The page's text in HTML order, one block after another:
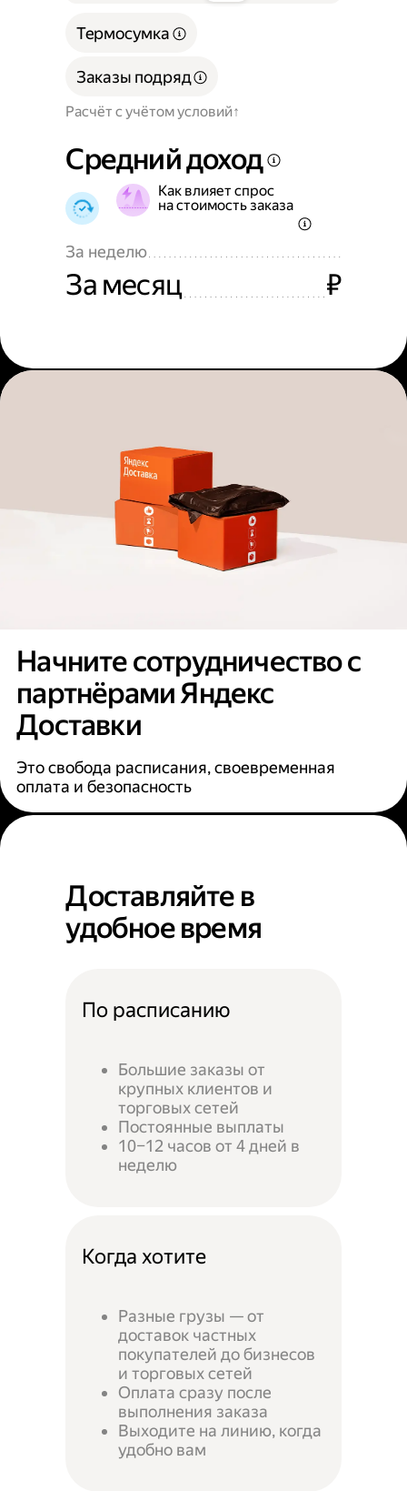
Расчёт с учётом условий
Термосумка
Заказы подряд
Средний доход
Как влияет спрос
на стоимость заказа
За неделю
За месяц ₽
Начните сотрудничество с
партнёрами Яндекс
Доставки
Это свобода расписания, своевременная
оплата и безопасность
Доставляйте в
удобное время
По расписанию
Большие заказы от
крупных клиентов и
торговых сетей
Постоянные выплаты
10–12 часов от 4 дней в
неделю
Когда хотите
Разные грузы — от
доставок частных
покупателей до бизнесов
и торговых сетей
Оплата сразу после
выполнения заказа
Выходите на линию, когда
удобно вам